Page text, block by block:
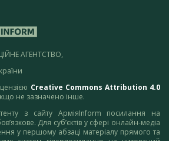
АГЕНТСТВО,
Creative Commons Attribution 4.0
не зазначено інше.
з сайту АрміяInform посилання на
Для суб’єктів у сфері онлайн-медіа
у першому абзаці матеріалу прямого та